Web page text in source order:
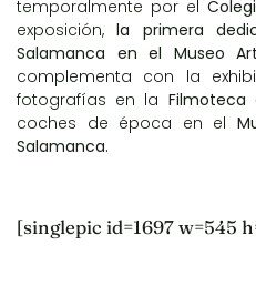
temporalmente por el
exposición,la primera
Salamanca en el Museo
complementa con la
fotografías en la Filmoteca
coches de época en el
Salamanca.
[singlepic id=1697 w=545